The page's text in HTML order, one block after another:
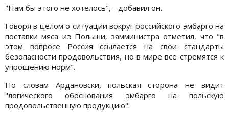
"Нам бы этого не хотелось", - добавил он.
Говоря в целом о ситуации вокруг российского эмбарго на
поставки мяса из Польши, замминистра отметил, что "в
этом вопросе Россия ссылается на свои стандарты
безопасности продовольствия, но в мире все стремятся к
упрощению норм".
По словам Ардановски, польская сторона не видит
"логического обоснования эмбарго на польскую
продовольственную продукцию".